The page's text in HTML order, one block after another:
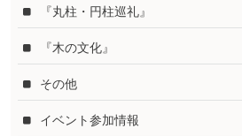
『丸柱・円柱巡礼』
『木の文化』
その他
イベント参加情報